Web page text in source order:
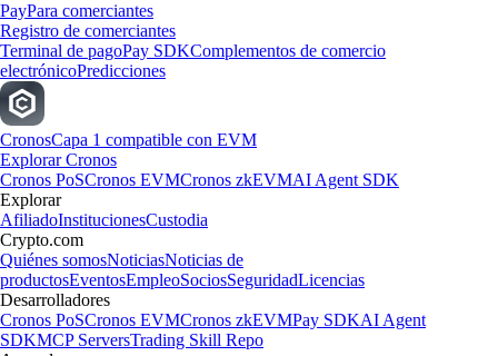
PayPara comerciantes
Registro de comerciantes
Terminal de pagoPay SDKComplementos de comercio
electrónicoPredicciones
CronosCapa 1 compatible con EVM
Explorar Cronos
Cronos PoSCronos EVMCronos zkEVMAI Agent SDK
Explorar
AfiliadoInstitucionesCustodia
Crypto.com
Quiénes somosNoticiasNoticias de
productosEventosEmpleoSociosSeguridadLicencias
Desarrolladores
Cronos PoSCronos EVMCronos zkEVMPay SDKAI Agent
SDKMCP ServersTrading Skill Repo